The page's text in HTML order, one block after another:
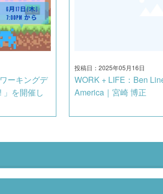
ーキングデ
」を開催し
投稿日：2025年05月16日
WORK + LIFE：Ben
America｜宮崎 博正